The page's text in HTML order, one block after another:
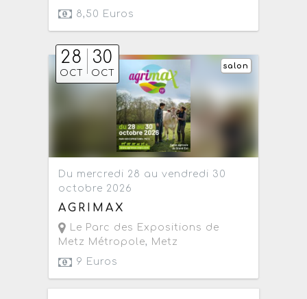
8,50 Euros
28
OCT
30
OCT
salon
Du mercredi 28 au vendredi 30
octobre 2026
AGRIMAX
Le Parc des Expositions de
Metz Métropole, Metz
9 Euros